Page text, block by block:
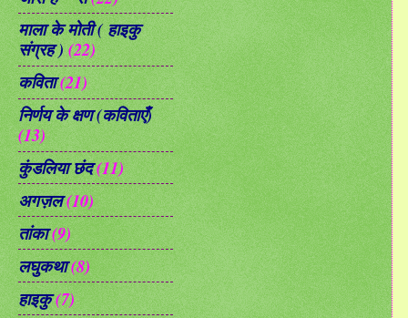
माला के मोती ( हाइकु
संग्रह )(22)
कविता(21)
निर्णय के क्षण (कविताएँ)
(13)
कुंडलिया छंद(11)
अगज़ल(10)
तांका(9)
लघुकथा(8)
हाइकु(7)